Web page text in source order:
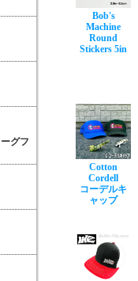
グフ
Bob's
Machine
Round
Stickers 5in
Cotton
Cordell
コーデルキ
ャップ